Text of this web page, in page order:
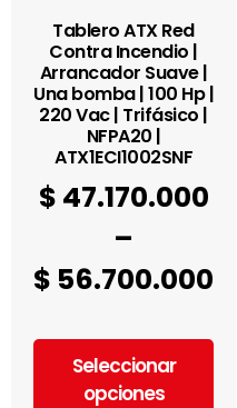
Tablero ATX Red
Contra Incendio |
Arrancador Suave |
Una bomba | 100 Hp |
220 Vac | Trifásico |
NFPA20 |
ATX1ECI1002SNF
$ 47.170.000
–
$ 56.700.000
Seleccionar
opciones